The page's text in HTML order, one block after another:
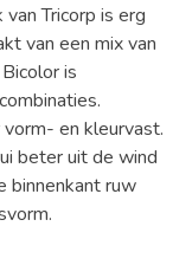
Tricorp is erg
van een mix van
is
en kleurvast.
beter uit de wind
binnenkant ruw